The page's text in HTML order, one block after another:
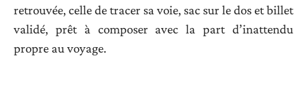
retrouvée, celle de tracer sa voie, sac sur le dos et billet
validé, prêt à composer avec la part d’inattendu
propre au voyage.